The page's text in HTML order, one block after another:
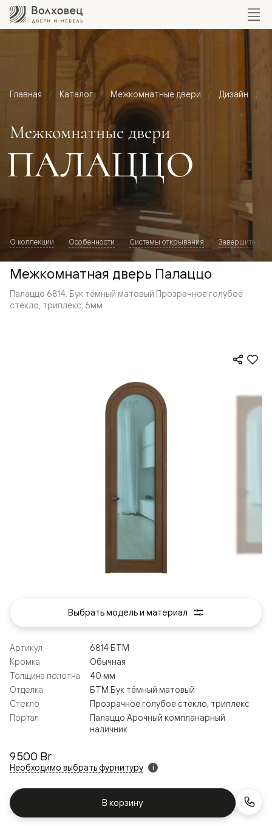
Главная Каталог Межкомнатные двери Дизайн
Межкомнатные двери
ПАЛАЦЦО
О коллекции Особенности Системы открывания Завершите
Межкомнатная дверь Палаццо
Палаццо 6814. Бук тёмный матовый Прозрачное голубое
стекло, триплекс, 6мм
9 500 Br
Необходимо выбрать фурнитуру i
В корзину
Артикул
6814 БТМ
Кромка
Обычная
Толщина полотна
40 мм
Отделка
БТМ Бук тёмный матовый
Стекло
Прозрачное голубое стекло, триплекс
Портал
Палаццо Арочный компланарный
наличник
Выбрать модель и материал